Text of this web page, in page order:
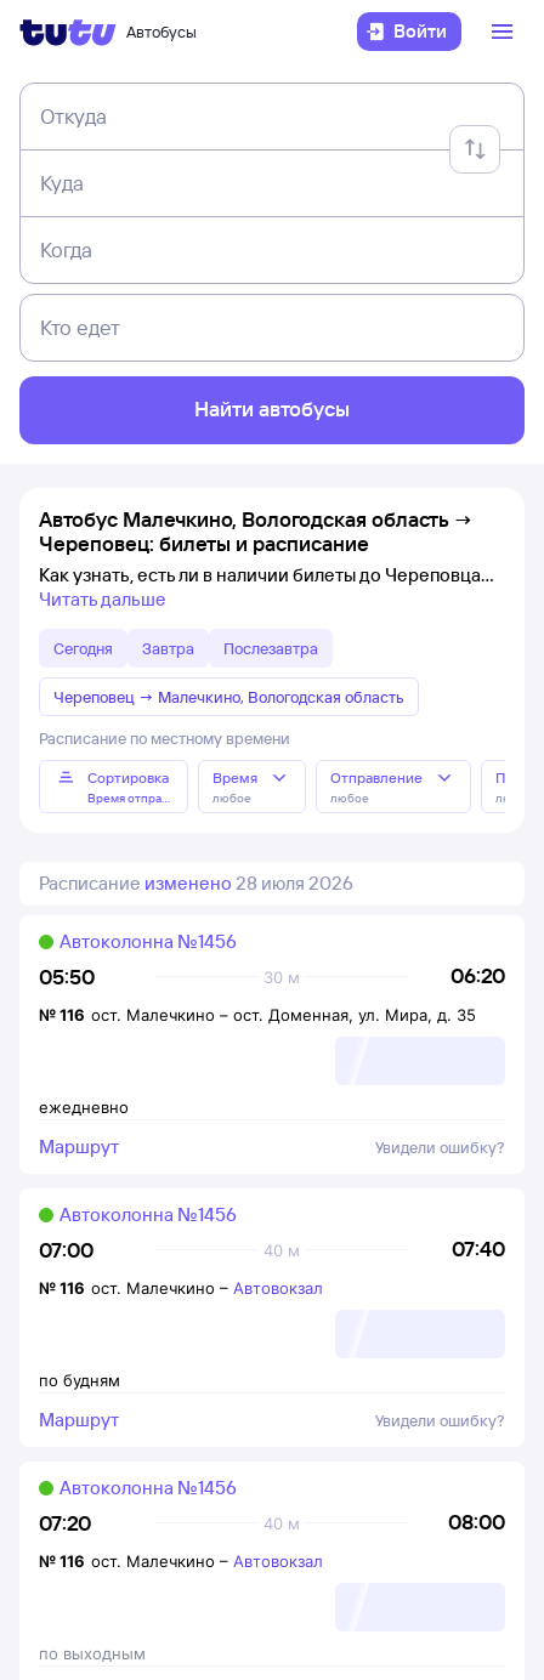
Автобусы Войти
Откуда
Куда
Когда
Кто едет
Найти автобусы
Автобус Малечкино, Вологодская область →
Череповец: билеты и расписание
Как узнать, есть ли в наличии билеты до Череповца
Читать дальше
Сегодня Завтра Послезавтра
Череповец → Малечкино, Вологодская область
Расписание по местному времени
Сортировка
Время отправления
Время
любое
Отправление
любое любое
Расписание изменено 28 июля 2026
05:50 06:20
30 м
Автоколонна №1456
ежедневно
№116 ост. Малечкино – ост. Доменная, ул. Мира, д. 35
Маршрут Увидели ошибку?
07:00 07:40
40 м
Автоколонна №1456
по будням
№116 ост. Малечкино – Автовокзал
Маршрут Увидели ошибку?
07:20 08:00
40 м
Автоколонна №1456
по выходным
№116 ост. Малечкино – Автовокзал